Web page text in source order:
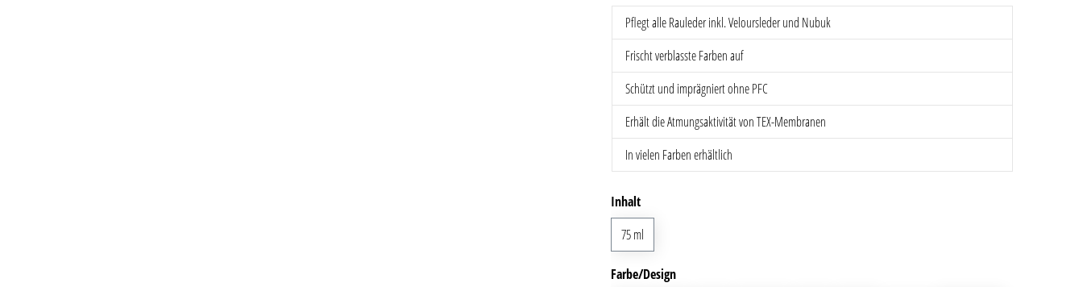
Pflegt alle Rauleder inkl. Veloursleder und Nubuk
Frischt verblasste Farben auf
Schützt und imprägniert ohne PFC
Erhält die Atmungsaktivität von TEX-Membranen
In vielen Farben erhältlich
Inhaltauswählen
75 ml
Farbe/Designauswählen